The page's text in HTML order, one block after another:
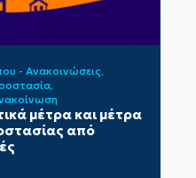
- Ανακοινώσεις
μέτρα και μέτρα
από